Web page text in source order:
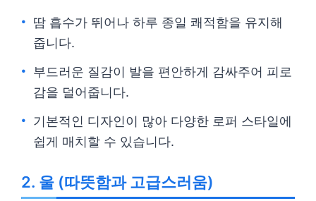
땀 흡수가 뛰어나 하루 종일 쾌적함을 유지해
줍니다.
부드러운 질감이 발을 편안하게 감싸주어 피로
감을 덜어줍니다.
기본적인 디자인이 많아 다양한 로퍼 스타일에
쉽게 매치할 수 있습니다.
2. 울 (따뜻함과 고급스러움)